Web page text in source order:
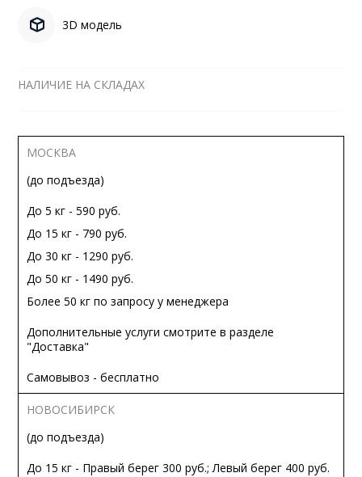
3D модель
НАЛИЧИЕ НА СКЛАДАХ
МОСКВА
(до подъезда)
До 5 кг - 590 руб.
До 15 кг - 790 руб.
До 30 кг - 1290 руб.
До 50 кг - 1490 руб.
Более 50 кг по запросу у менеджера
Дополнительные услуги смотрите в разделе
"Доставка"
Самовывоз - бесплатно
НОВОСИБИРСК
(до подъезда)
До 15 кг - Правый берег 300 руб.; Левый берег 400 руб.